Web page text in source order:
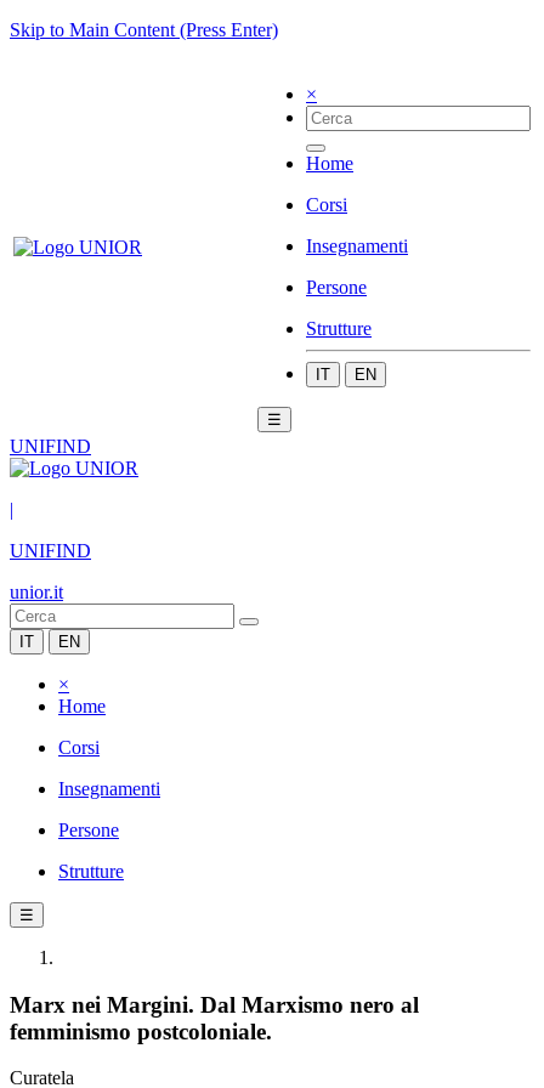
Skip to Main Content (Press Enter)
×
Home
Corsi
Insegnamenti
Persone
Strutture
IT EN
☰
UNIFIND
|
UNIFIND
unior.it
IT EN
×
Home
Corsi
Insegnamenti
Persone
Strutture
☰
Marx nei Margini. Dal Marxismo nero al
femminismo postcoloniale.
Curatela